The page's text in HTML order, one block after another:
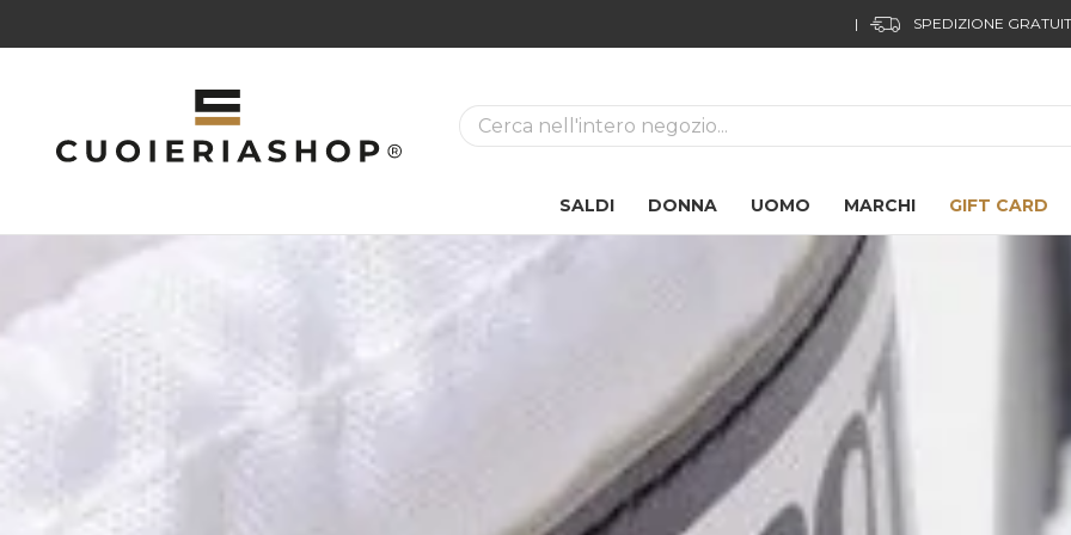
19 17
La ricerca
SALDI DONNA UOMO MARCHI GIFT CARD